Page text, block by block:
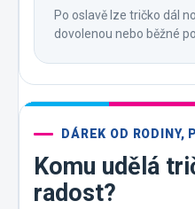
Po oslavě lze tričko dál
dovolenou nebo běžné
DÁREK OD RODINY,
Komu udělá
radost?